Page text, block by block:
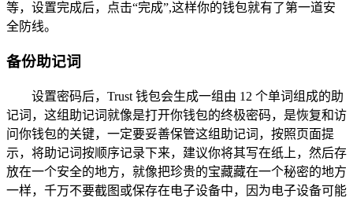
等，设置完成后，点击“完成”,这样你的钱包就有了第一道安
全防线。
备份助记词
设置密码后，Trust 钱包会生成一组由 12 个单词组成的助
记词，这组助记词就像是打开你钱包的终极密码，是恢复和访
问你钱包的关键，一定要妥善保管这组助记词，按照页面提
示，将助记词按顺序记录下来，建议你将其写在纸上，然后存
放在一个安全的地方，就像把珍贵的宝藏藏在一个秘密的地方
一样，千万不要截图或保存在电子设备中，因为电子设备可能